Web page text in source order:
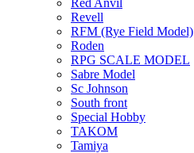
Red Anvil
Revell
RFM (Rye Field Model)
Roden
RPG SCALE MODEL
Sabre Model
Sc Johnson
South front
Special Hobby
TAKOM
Tamiya